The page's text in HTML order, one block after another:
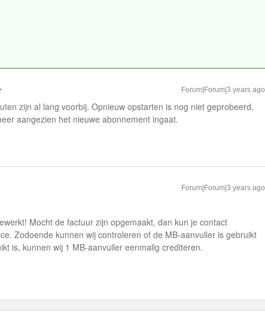
Forum|Forum|3 years ago
zijn al lang voorbij. Opnieuw opstarten is nog niet geprobeerd,
aangezien het nieuwe abonnement ingaat.
Forum|Forum|3 years ago
Mocht de factuur zijn opgemaakt, dan kun je contact
Zodoende kunnen wij controleren of de MB-aanvuller is gebruikt
is, kunnen wij 1 MB-aanvuller eenmalig crediteren.